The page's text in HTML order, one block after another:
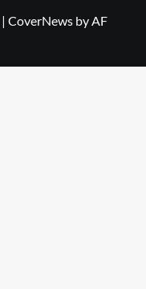
| CoverNews by AF